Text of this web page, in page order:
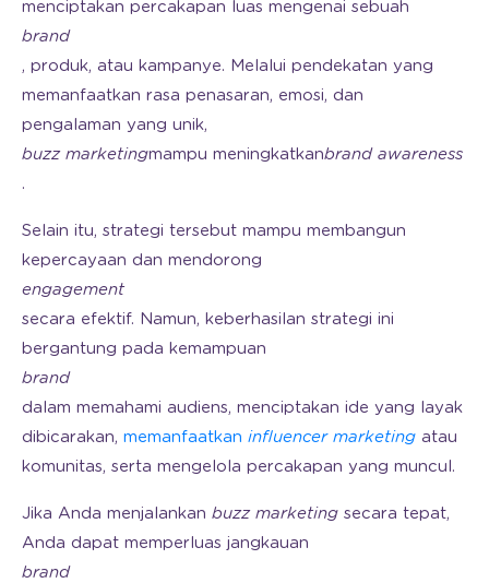
menciptakan percakapan luas mengenai sebuah
brand
, produk, atau kampanye. Melalui pendekatan yang
memanfaatkan rasa penasaran, emosi, dan
pengalaman yang unik,
buzz marketingmampu meningkatkanbrand awareness
.
Selain itu, strategi tersebut mampu membangun
kepercayaan dan mendorong
engagement
secara efektif. Namun, keberhasilan strategi ini
bergantung pada kemampuan
brand
dalam memahami audiens, menciptakan ide yang layak
dibicarakan, memanfaatkan influencer marketing atau
komunitas, serta mengelola percakapan yang muncul.
Jika Anda menjalankan buzz marketing secara tepat,
Anda dapat memperluas jangkauan
brand